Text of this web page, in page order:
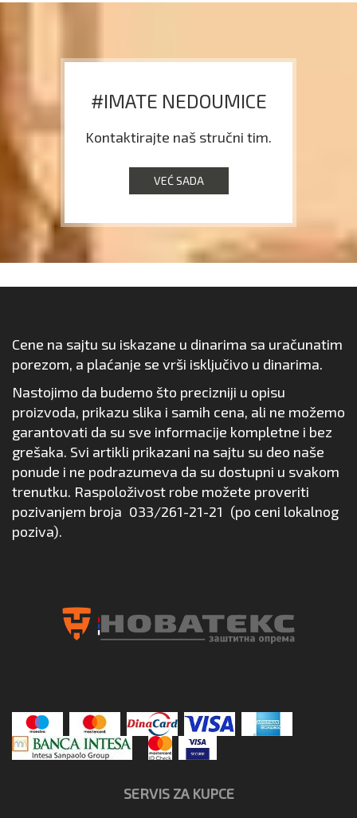
#IMATE NEDOUMICE
Kontaktirajte naš stručni tim.
VEĆ SADA
Cene na sajtu su iskazane u dinarima sa uračunatim
porezom, a plaćanje se vrši isključivo u dinarima.
Nastojimo da budemo što precizniji u opisu
proizvoda, prikazu slika i samih cena, ali ne možemo
garantovati da su sve informacije kompletne i bez
grešaka. Svi artikli prikazani na sajtu su deo naše
ponude i ne podrazumeva da su dostupni u svakom
trenutku. Raspoloživost robe možete proveriti
pozivanjem broja 033/261-21-21 (po ceni lokalnog
poziva).
SERVIS ZA KUPCE